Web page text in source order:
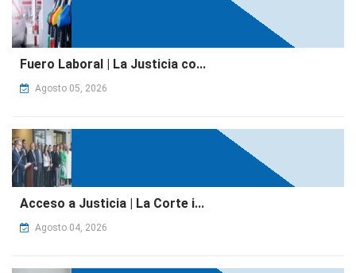
Fuero Laboral | La Justicia co...
Agosto 05, 2026
Acceso a Justicia | La Corte i...
Agosto 04, 2026